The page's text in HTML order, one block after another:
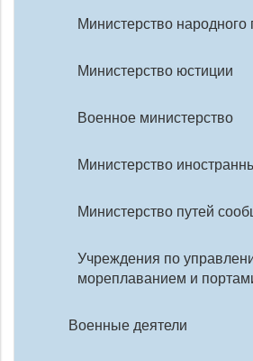
Министерство
Министерство юстиции
Военное министерство
Министерство
Министерство путей
Учреждения по
мореплаванием и
Военные деятели